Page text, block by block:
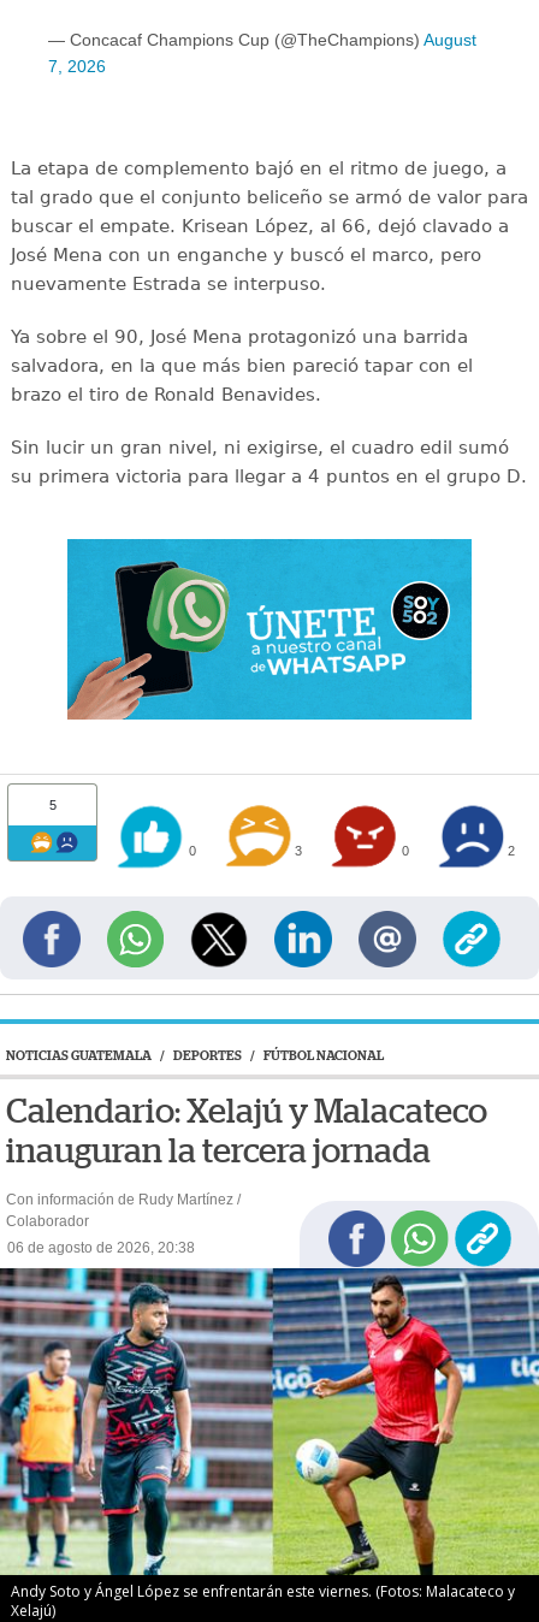
— Concacaf Champions Cup (@TheChampions) August
7, 2026
La etapa de complemento bajó en el ritmo de juego, a
tal grado que el conjunto beliceño se armó de valor para
buscar el empate. Krisean López, al 66, dejó clavado a
José Mena con un enganche y buscó el marco, pero
nuevamente Estrada se interpuso.
Ya sobre el 90, José Mena protagonizó una barrida
salvadora, en la que más bien pareció tapar con el
brazo el tiro de Ronald Benavides.
Sin lucir un gran nivel, ni exigirse, el cuadro edil sumó
su primera victoria para llegar a 4 puntos en el grupo D.
5
0 3 0 2
NOTICIAS GUATEMALA / DEPORTES / FÚTBOL NACIONAL
Calendario: Xelajú y Malacateco
inauguran la tercera jornada
Con información de Rudy Martínez /
Colaborador
06 de agosto de 2026, 20:38
Andy Soto y Ángel López se enfrentarán este viernes. (Fotos: Malacateco y
Xelajú)